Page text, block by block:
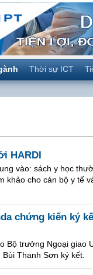
Thời sự ICT
HARDI
vào: sách y học
khảo cho cán bộ y tế
chứng kiến ký
Bộ trưởng Ngoại giao
Thanh Sơn ký kết.